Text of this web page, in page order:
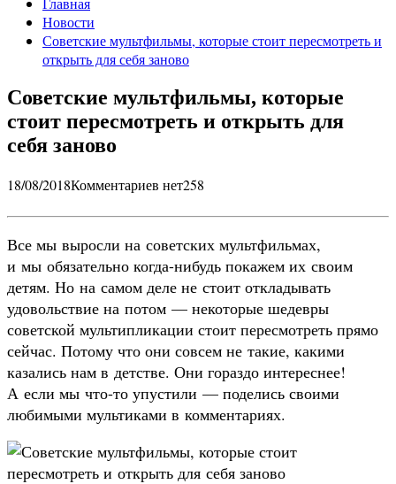
Новости
Советские мультфильмы, которые стоит пересмотреть и
открыть для себя заново
Советские мультфильмы, которые
стоит пересмотреть и открыть для
себя заново
18/08/2018Комментариев нет258
Все мы выросли на советских мультфильмах,
и мы обязательно когда-нибудь покажем их своим
детям. Но на самом деле не стоит откладывать
удовольствие на потом — некоторые шедевры
советской мультипликации стоит пересмотреть прямо
сейчас. Потому что они совсем не такие, какими
казались нам в детстве. Они гораздо интереснее!
А если мы что-то упустили — поделись своими
любимыми мультиками в комментариях.